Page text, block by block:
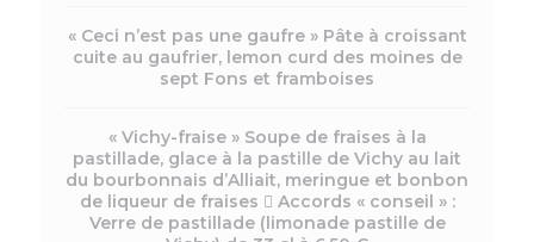
« Ceci n’est pas une gaufre » Pâte à croissant
cuite au gaufrier, lemon curd des moines de
sept Fons et framboises
« Vichy-fraise » Soupe de fraises à la
pastillade, glace à la pastille de Vichy au lait
du bourbonnais d’Alliait, meringue et bonbon
de liqueur de fraises  Accords « conseil » :
Verre de pastillade (limonade pastille de